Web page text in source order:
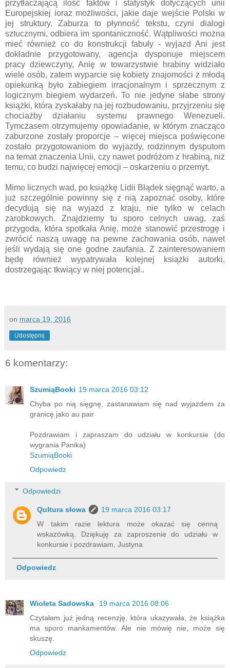
przytłaczającą ilość faktów i statystyk dotyczących unii
Europejskiej ioraz możliwości, jakie daje wejście Polski w
jej struktury. Zaburza to płynność tekstu, czyni dialogi
sztucznymi, odbiera im spontaniczność. Wątpliwości można
mieć również co do konstrukcji fabuły - wyjazd Ani jest
dokładnie przygotowany, agencja dysponuje miejscem
pracy dziewczyny, Anię w towarzystwie hrabiny widziało
wiele osób, zatem wyparcie się kobiety znajomości z młodą
opiekunką było zabiegiem irracjonalnym i sprzecznym z
logicznym biegiem wydarzeń. To nie jedyne słabe strony
książki, która zyskałaby na jej rozbudowaniu, przyjrzeniu się
chociażby działaniu systemu prawnego Wenezueli.
Tymczasem otrzymujemy opowiadanie, w którym znacząco
zaburzone zostały proporcje – więcej miejsca poświęcone
zostało przygotowaniom do wyjazdy, rodzinnym dysputom
na temat znaczenia Unii, czy nawet podróżom z hrabiną, niż
temu, co budzi najwięcej emocji – oskarżeniu o przemyt.
Mimo licznych wad, po książkę Lidii Błądek sięgnąć warto, a
już szczególnie powinny się z nią zapoznać osoby, które
decydują się na wyjazd z kraju, nie tylko w celach
zarobkowych. Znajdziemy tu sporo celnych uwag, zaś
przygoda, która spotkała Anię, może stanowić przestrogę i
zwrócić naszą uwagę na pewne zachowania osób, nawet
jeśli wydają się one godne zaufania. Z zainteresowaniem
będę również wypatrywała kolejnej książki autorki,
dostrzegając tkwiący w niej potencjał..
on marca 19, 2016
Udostępnij
6 komentarzy:
SzumiąBooki 19 marca 2016 03:12
Chyba po nią sięgnę, zastanawiam się nad wyjazdem za
granicę jako au pair
Pozdrawiam i zapraszam do udziału w konkursie (do
wygrania Panika)
SzumiąBooki
Odpowiedz
Odpowiedzi
Qultura słowa
19 marca 2016 03:17
W takim razie lektura może okazać się cenną
wskazówką. Dziękuję za zaproszenie do udziału w
konkursie i pozdrawiam, Justyna
Odpowiedz
Wioleta Sadowska
19 marca 2016 08:06
Czytałam już jedną recenzję, która ukazywała, że książka
ma sporo mankamentów. Ale nie mówię nie, może się
skuszę.
Odpowiedz